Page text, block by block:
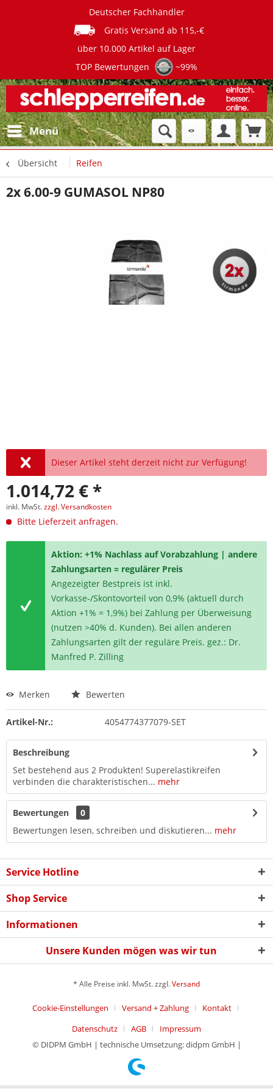
Deutscher Fachhändler
Gratis Versand ab 115,-€
über 10.000 Artikel auf Lager
TOP Bewertungen
~99%
Menü
Übersicht Reifen
2x 6.00-9 GUMASOL NP80
Dieser Artikel steht derzeit nicht zur Verfügung!
1.014,72 € *
inkl. MwSt.zzgl. Versandkosten
Bitte Lieferzeit anfragen.
Aktion: +1% Nachlass auf Vorabzahlung | andere
Zahlungsarten = regulärer Preis
Angezeigter Bestpreis ist inkl.
Vorkasse-/Skontovorteil von 0,9% (aktuell durch
Aktion +1% = 1,9%) bei Zahlung per Überweisung
(nutzen >40% d. Kunden). Bei allen anderen
Zahlungsarten gilt der reguläre Preis. gez.: Dr.
Manfred P. Zilling
Merken Bewerten
Artikel-Nr.: 4054774377079-SET
Beschreibung
Set bestehend aus 2 Produkten! Superelastikreifen
verbinden die charakteristischen... mehr
Bewertungen
0
Bewertungen lesen, schreiben und diskutieren... mehr
Service Hotline
Shop Service
Informationen
Unsere Kunden mögen was wir tun
* Alle Preise inkl. MwSt. zzgl.Versand
Cookie-Einstellungen Versand + Zahlung
Kontakt
Datenschutz
AGB
Impressum
© DIDPM GmbH | technische Umsetzung: didpm GmbH |